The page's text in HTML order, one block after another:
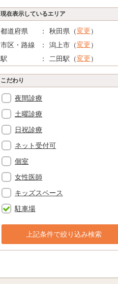
現在表示しているエリア
都道府県 秋田県（変更）
市区・路線
潟上市（変更）
駅
二田駅（変更）
こだわり
夜間診療
土曜診療
日祝診療
ネット受付可
個室
女性医師
キッズスペース
駐車場
上記条件で絞り込み検索